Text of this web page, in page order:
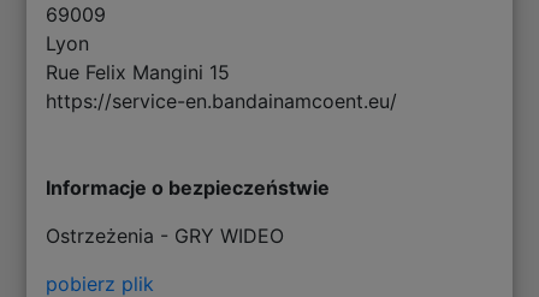
69009
Lyon
Rue Felix Mangini 15
https://service-en.bandainamcoent.eu/
Informacje o bezpieczeństwie
Ostrzeżenia - GRY WIDEO
pobierz plik